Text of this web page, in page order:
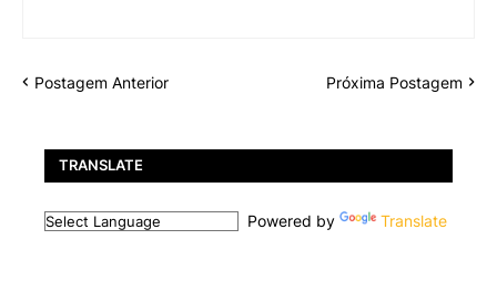
Postagem Anterior Próxima Postagem
TRANSLATE
Powered by Translate